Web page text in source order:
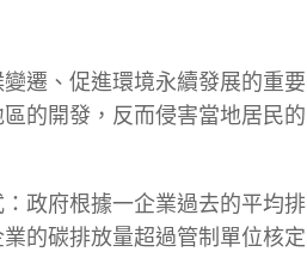
遷、促進環境永續發展的重要
的開發，反而侵害當地居民的
政府根據一企業過去的平均排
的碳排放量超過管制單位核定